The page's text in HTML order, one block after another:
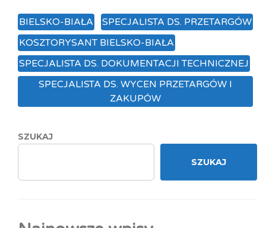
BIELSKO-BIAŁA
SPECJALISTA DS. PRZETARGÓW
KOSZTORYSANT BIELSKO-BIAŁA
SPECJALISTA DS. DOKUMENTACJI TECHNICZNEJ
SPECJALISTA DS. WYCEN PRZETARGÓW I
ZAKUPÓW
SZUKAJ
SZUKAJ